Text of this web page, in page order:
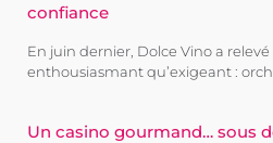
confiance
En juin dernier, Dolce Vino a
enthousiasmant qu’exigeant :
Un casino gourmand… sous